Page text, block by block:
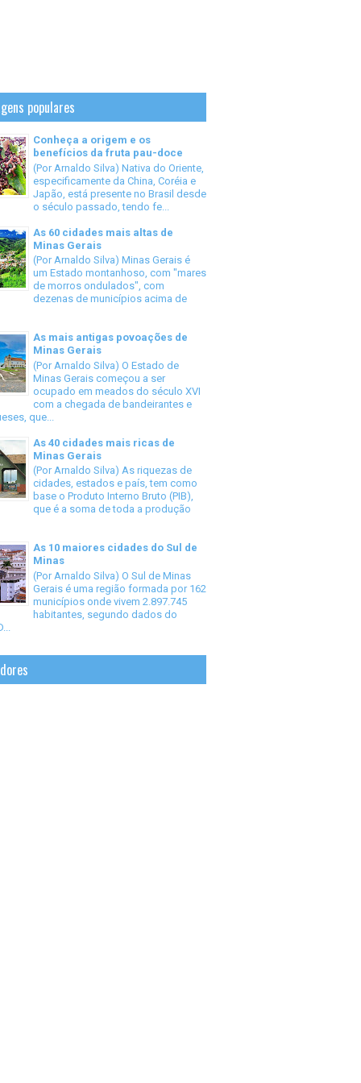
populares
Conheça a origem e os
benefícios da fruta pau-doce
(Por Arnaldo Silva) Nativa do Oriente,
especificamente da China, Coréia e
Japão, está presente no Brasil desde
o século passado, tendo fe...
As 60 cidades mais altas de
Minas Gerais
(Por Arnaldo Silva) Minas Gerais é
um Estado montanhoso, com "mares
de morros ondulados", com
dezenas de municípios acima de
As mais antigas povoações de
Minas Gerais
(Por Arnaldo Silva) O Estado de
Minas Gerais começou a ser
ocupado em meados do século XVI
com a chegada de bandeirantes e
que...
As 40 cidades mais ricas de
Minas Gerais
(Por Arnaldo Silva) As riquezas de
cidades, estados e país, tem como
base o Produto Interno Bruto (PIB),
que é a soma de toda a produção
As 10 maiores cidades do Sul de
Minas
(Por Arnaldo Silva) O Sul de Minas
Gerais é uma região formada por 162
municípios onde vivem 2.897.745
habitantes, segundo dados do